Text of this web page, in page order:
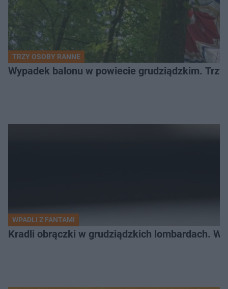
TRZY OSOBY RANNE
Wypadek balonu w powiecie grudziądzkim.
WPADLI Z FANTAMI
Kradli obrączki w grudziądzkich lombardach.